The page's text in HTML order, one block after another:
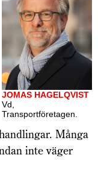
JOMAS HAGELQVIST
Vd,
Transportföretagen.
Många
inte väger